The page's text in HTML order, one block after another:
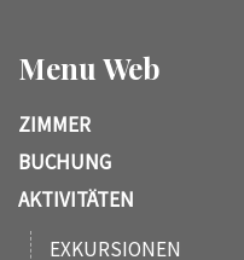
Menu Web
ZIMMER
BUCHUNG
AKTIVITÄTEN
EXKURSIONEN